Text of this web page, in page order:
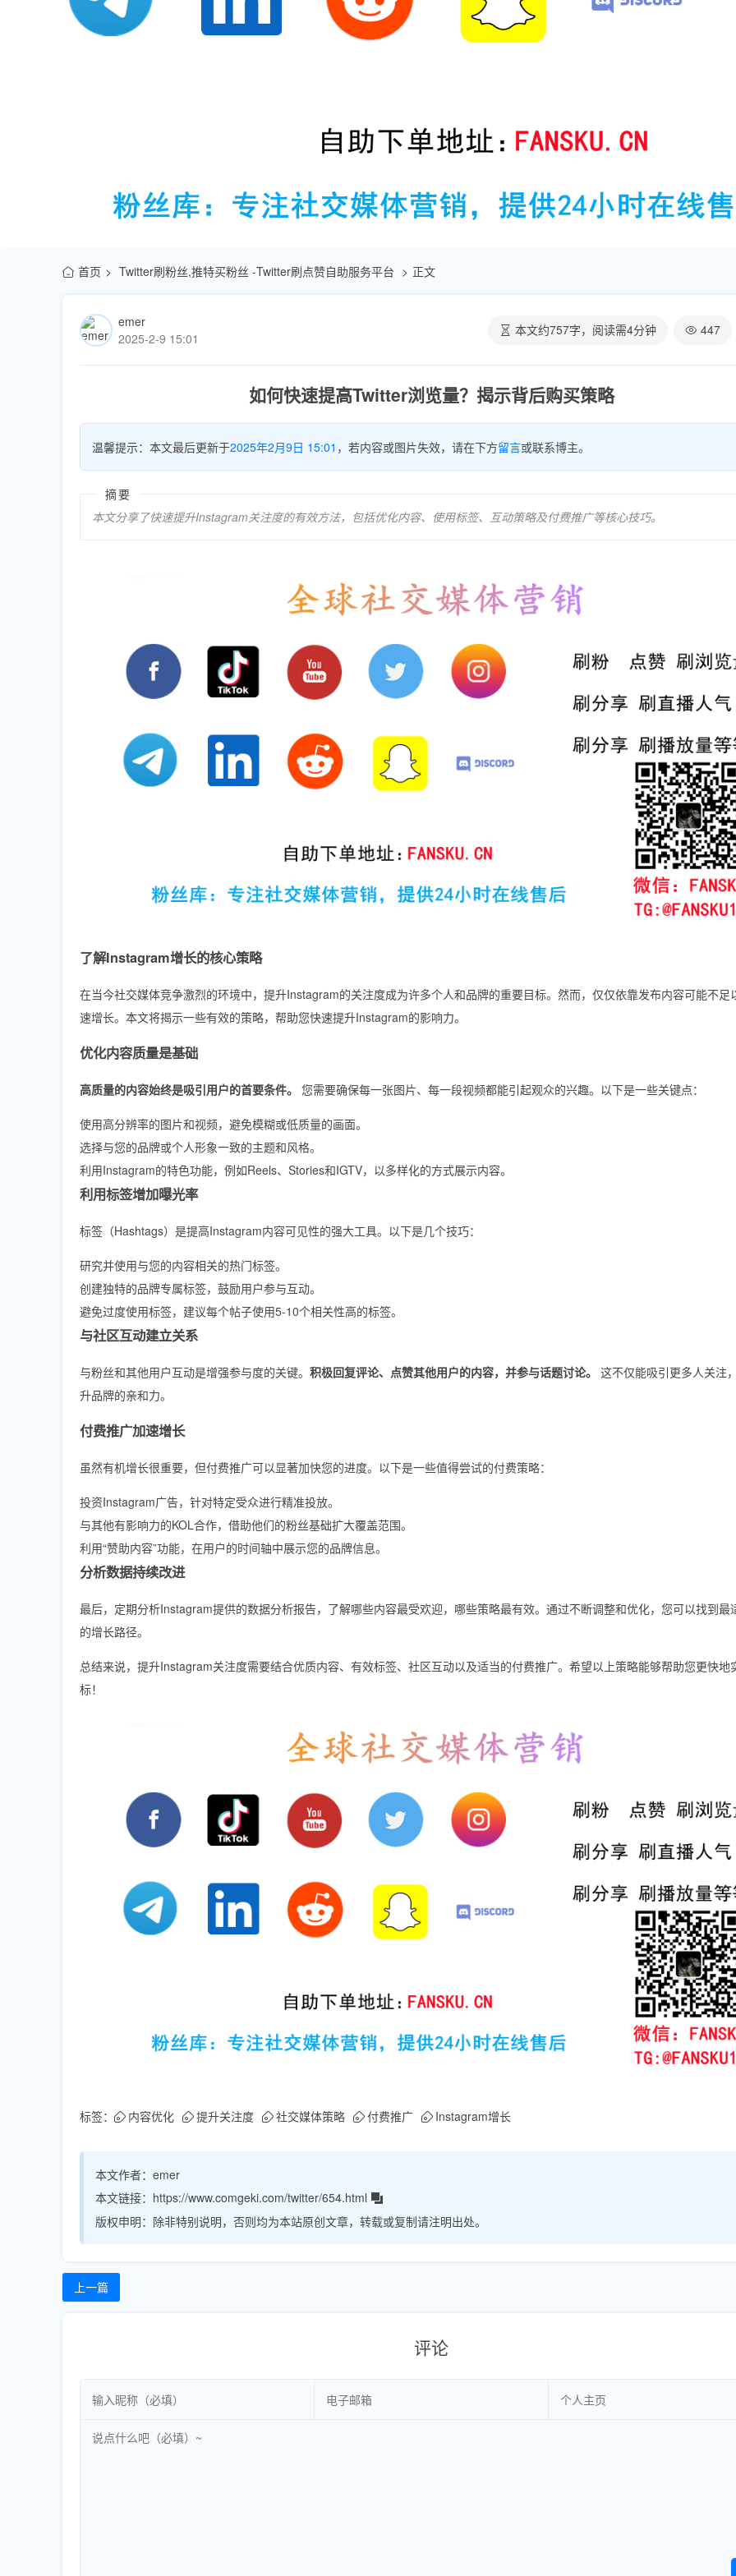
首页 Twitter刷粉丝,推特买粉丝 -Twitter刷点赞自助服务平台 正文
emer
2025-2-9 15:01
本文约757字，阅读需4分钟 447
如何快速提高Twitter浏览量？揭示背后购买策略
温馨提示：本文最后更新于2025年2月9日 15:01 ，若内容或图片失效，请在下方留言或联系博主。
摘要
本文分享了快速提升Instagram关注度的有效方法，包括优化内容、使用标签、互动策略及付费推广等核心技巧。
了解Instagram增长的核心策略
在当今社交媒体竞争激烈的环境中，提升Instagram的关注度成为许多个人和品牌的重要目标。然而，仅仅依靠发布内容可能不足
速增长。本文将揭示一些有效的策略，帮助您快速提升Instagram的影响力。
优化内容质量是基础
高质量的内容始终是吸引用户的首要条件。 您需要确保每一张图片、每一段视频都能引起观众的兴趣。以下是一些关键点：
使用高分辨率的图片和视频，避免模糊或低质量的画面。
选择与您的品牌或个人形象一致的主题和风格。
利用Instagram的特色功能，例如Reels、Stories和IGTV，以多样化的方式展示内容。
利用标签增加曝光率
标签（Hashtags）是提高Instagram内容可见性的强大工具。以下是几个技巧：
研究并使用与您的内容相关的热门标签。
创建独特的品牌专属标签，鼓励用户参与互动。
避免过度使用标签，建议每个帖子使用5-10个相关性高的标签。
与社区互动建立关系
与粉丝和其他用户互动是增强参与度的关键。 积极回复评论、点赞其他用户的内容，并参与话题讨论。 这不仅能吸引更多人关注
升品牌的亲和力。
付费推广加速增长
虽然有机增长很重要，但付费推广可以显著加快您的进度。以下是一些值得尝试的付费策略：
投资Instagram广告，针对特定受众进行精准投放。
与其他有影响力的KOL合作，借助他们的粉丝基础扩大覆盖范围。
利用“赞助内容”功能，在用户的时间轴中展示您的品牌信息。
分析数据持续改进
最后，定期分析Instagram提供的数据分析报告，了解哪些内容最受欢迎，哪些策略最有效。通过不断调整和优化，您可以找到最
的增长路径。
总结来说，提升Instagram关注度需要结合优质内容、有效标签、社区互动以及适当的付费推广。希望以上策略能够帮助您更快地
标！
标签： 内容优化 提升关注度 社交媒体策略 付费推广 Instagram增长
本文作者： emer
本文链接： https://www.comgeki.com/twitter/654.html
版权申明： 除非特别说明，否则均为本站原创文章，转载或复制请注明出处。
上一篇
评论